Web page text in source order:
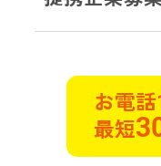
お電話
最短
管理物件で
清掃と遺品
だきました